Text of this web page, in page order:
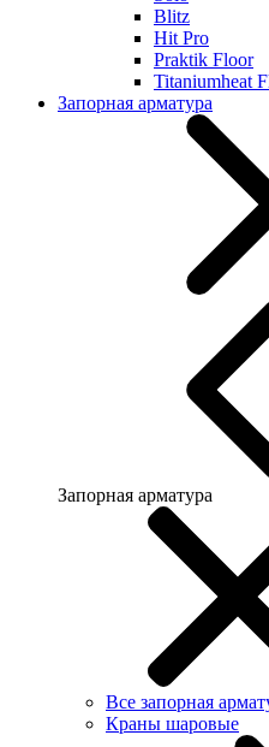
Blitz
Hit Pro
Praktik Floor
Titaniumheat
Запорная арматура
Запорная арматура
Все запорная
Краны шаровые